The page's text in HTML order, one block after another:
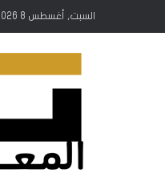
السبت, أغسطس 8 2026